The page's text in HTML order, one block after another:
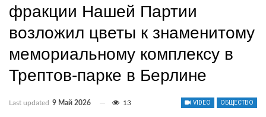
фракции Нашей Партии
возложил цветы к знаменитому
мемориальному комплексу в
Трептов-парке в Берлине
VIDEO ОБЩЕСТВО
Last updated 9 Май 2026 13